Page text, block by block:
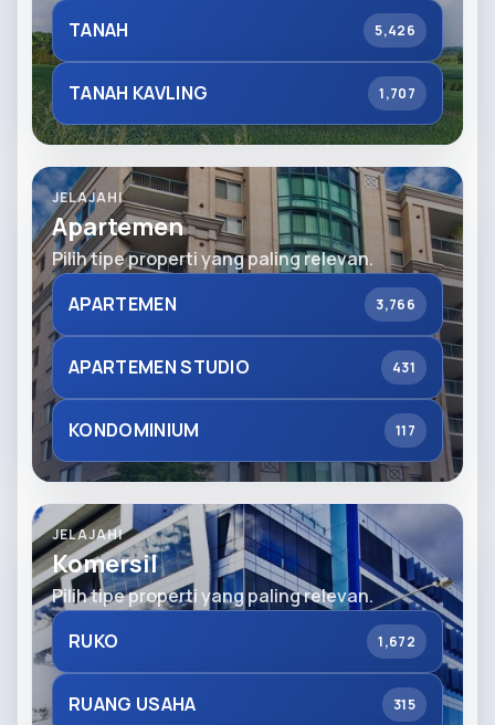
TANAH 5,426
TANAH KAVLING 1,707
JELAJAHI
Apartemen
Pilih tipe properti yang paling relevan.
APARTEMEN
3,766
APARTEMEN STUDIO 431
KONDOMINIUM 117
JELAJAHI
Komersil
Pilih tipe properti yang paling relevan.
RUKO
1,672
RUANG USAHA 315